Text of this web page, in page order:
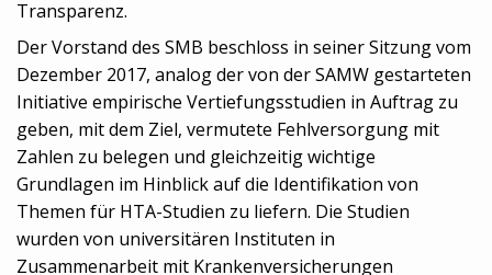
Transparenz.
Der Vorstand des SMB beschloss in seiner Sitzung vom
Dezember 2017, analog der von der SAMW gestarteten
Initiative empirische Vertiefungsstudien in Auftrag zu
geben, mit dem Ziel, vermutete Fehlversorgung mit
Zahlen zu belegen und gleichzeitig wichtige
Grundlagen im Hinblick auf die Identifikation von
Themen für HTA-Studien zu liefern. Die Studien
wurden von universitären Instituten in
Zusammenarbeit mit Krankenversicherungen